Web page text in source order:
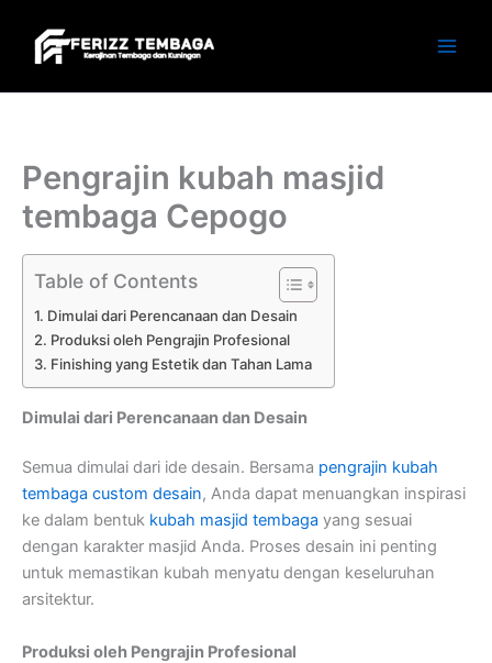
content
Pengrajin kubah masjid
tembaga Cepogo
Table of Contents
Dimulai dari Perencanaan dan Desain
Produksi oleh Pengrajin Profesional
Finishing yang Estetik dan Tahan Lama
Dimulai dari Perencanaan dan Desain
Semua dimulai dari ide desain. Bersama pengrajin kubah
tembaga custom desain, Anda dapat menuangkan inspirasi
ke dalam bentuk kubah masjid tembaga yang sesuai
dengan karakter masjid Anda. Proses desain ini penting
untuk memastikan kubah menyatu dengan keseluruhan
arsitektur.
Produksi oleh Pengrajin Profesional